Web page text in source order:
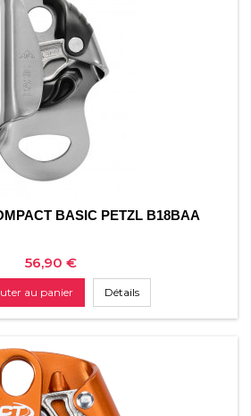
BASIC PETZL B18BAA
Prix
56,90 €
au panier Détails